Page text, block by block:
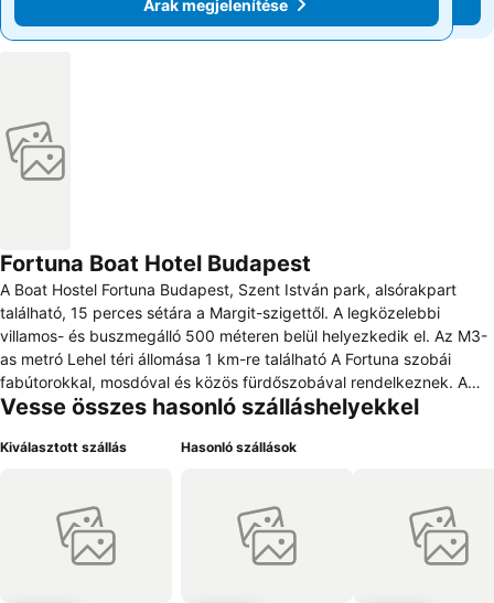
Árak megjelenítése
Fortuna Boat Hotel Budapest
A Boat Hostel Fortuna Budapest, Szent István park, alsórakpart
található, 15 perces sétára a Margit-szigettől. A legközelebbi
villamos- és buszmegálló 500 méteren belül helyezkedik el. Az M3-
as metró Lehel téri állomása 1 km-re található A Fortuna szobái
fabútorokkal, mosdóval és közös fürdőszobával rendelkeznek. A
szálláshely minden nap svédasztalos reggelivel várja a vendégeket.
fel. A Boat Hostel Fortuna felszereltsége: étterem, 24 órás recepció,
dohányzóhely. Szolgáltatások: tárgyalás / bankett lehetséges,
pénzváltó, autókölcsönző. A nyilvános helyiségekben Wi-Fi internet-
hozzáférés biztosított, díjmentesen. Nyilvános parkolási lehetőség
Vesse összes hasonló szálláshelyekkel
Kiválasztott szállás Hasonló szállások